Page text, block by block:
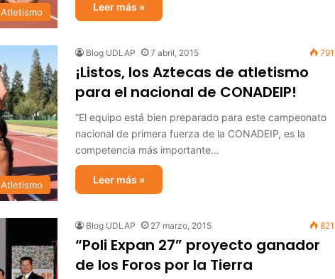
Atletismo Leer más »
Atletismo
Blog UDLAP 7 abril, 2015 791
¡Listos, los Aztecas de atletismo
para el nacional de CONADEIP!
“El equipo está bien preparado para este campeonato
nacional de primera fuerza de la CONADEIP, es la
competencia más importante…
Leer más »
Blog UDLAP 27 marzo, 2015 821
“Poli Expan 27” proyecto ganador
de los Foros por la Tierra